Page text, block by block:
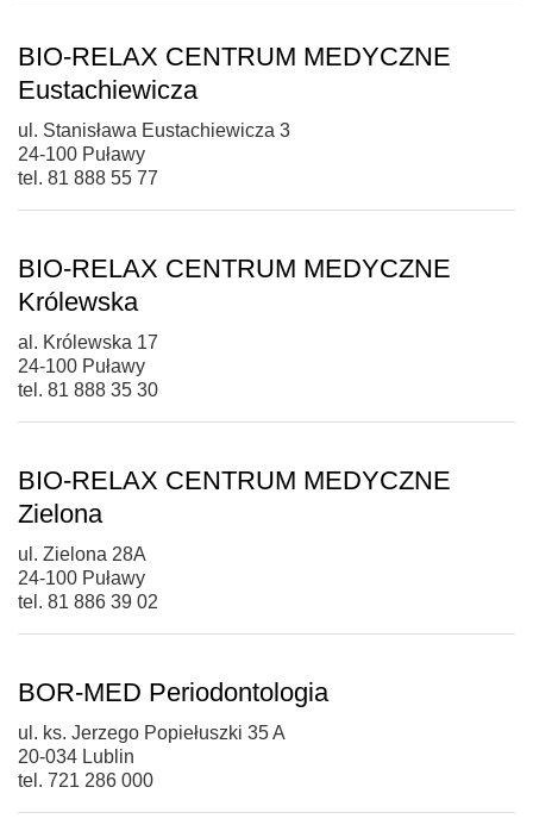
BIO-RELAX CENTRUM MEDYCZNE
Eustachiewicza
ul. Stanisława Eustachiewicza 3
24-100 Puławy
tel. 81 888 55 77
BIO-RELAX CENTRUM MEDYCZNE
Królewska
al. Królewska 17
24-100 Puławy
tel. 81 888 35 30
BIO-RELAX CENTRUM MEDYCZNE
Zielona
ul. Zielona 28A
24-100 Puławy
tel. 81 886 39 02
BOR-MED Periodontologia
ul. ks. Jerzego Popiełuszki 35 A
20-034 Lublin
tel. 721 286 000